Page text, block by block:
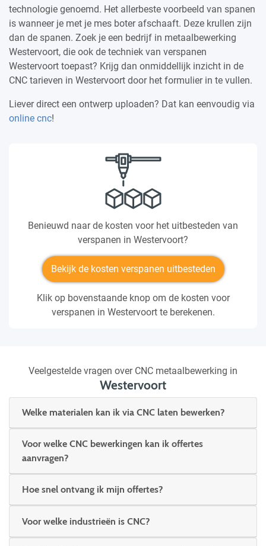
technologie genoemd. Het allerbeste voorbeeld van spanen
is wanneer je met je mes boter afschaaft. Deze krullen zijn
dan de spanen. Zoek je een bedrijf in metaalbewerking
Westervoort, die ook de techniek van verspanen
Westervoort toepast? Krijg dan onmiddellijk inzicht in de
CNC tarieven in Westervoort door het formulier in te vullen.
Liever direct een ontwerp uploaden? Dat kan eenvoudig via
online cnc!
Benieuwd naar de kosten voor het uitbesteden van
verspanen in Westervoort?
Bekijk de kosten verspanen uitbesteden
Klik op bovenstaande knop om de kosten voor
verspanen in Westervoort te berekenen.
Veelgestelde vragen over CNC metaalbewerking in
Westervoort
Welke materialen kan ik via CNC laten bewerken?
Voor welke CNC bewerkingen kan ik offertes
aanvragen?
Hoe snel ontvang ik mijn offertes?
Voor welke industrieën is CNC?